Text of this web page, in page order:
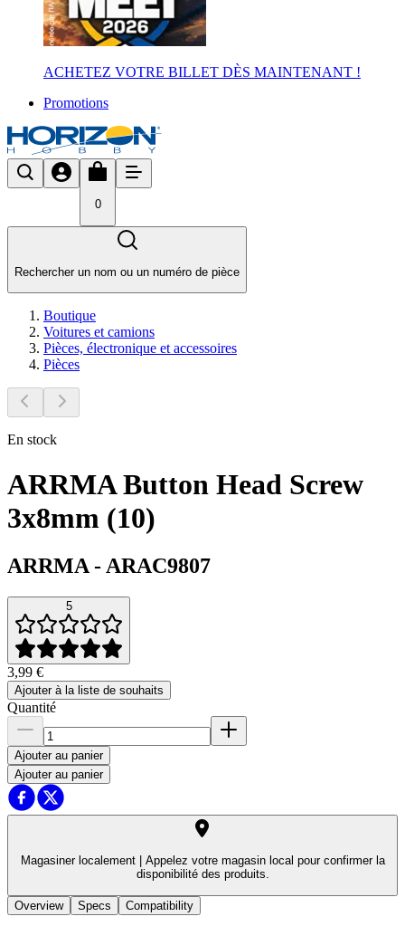
ACHETEZ VOTRE BILLET DÈS MAINTENANT !
Promotions
0
Rechercher un nom ou un numéro de pièce
Boutique
Voitures et camions
Pièces, électronique et accessoires
Pièces
En stock
ARRMA Button Head Screw
3x8mm (10)
ARRMA - ARAC9807
5
3,99 €
Ajouter à la liste de souhaits
Quantité
Ajouter au panier
Ajouter au panier
Magasiner localement |
Appelez votre magasin local pour confirmer la
disponibilité des produits.
Overview Specs Compatibility